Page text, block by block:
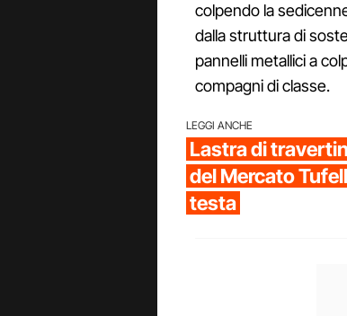
colpendo la
dalla struttura di
pannelli metallici a
compagni di classe.
LEGGI ANCHE
Lastra di
del Mercato
testa